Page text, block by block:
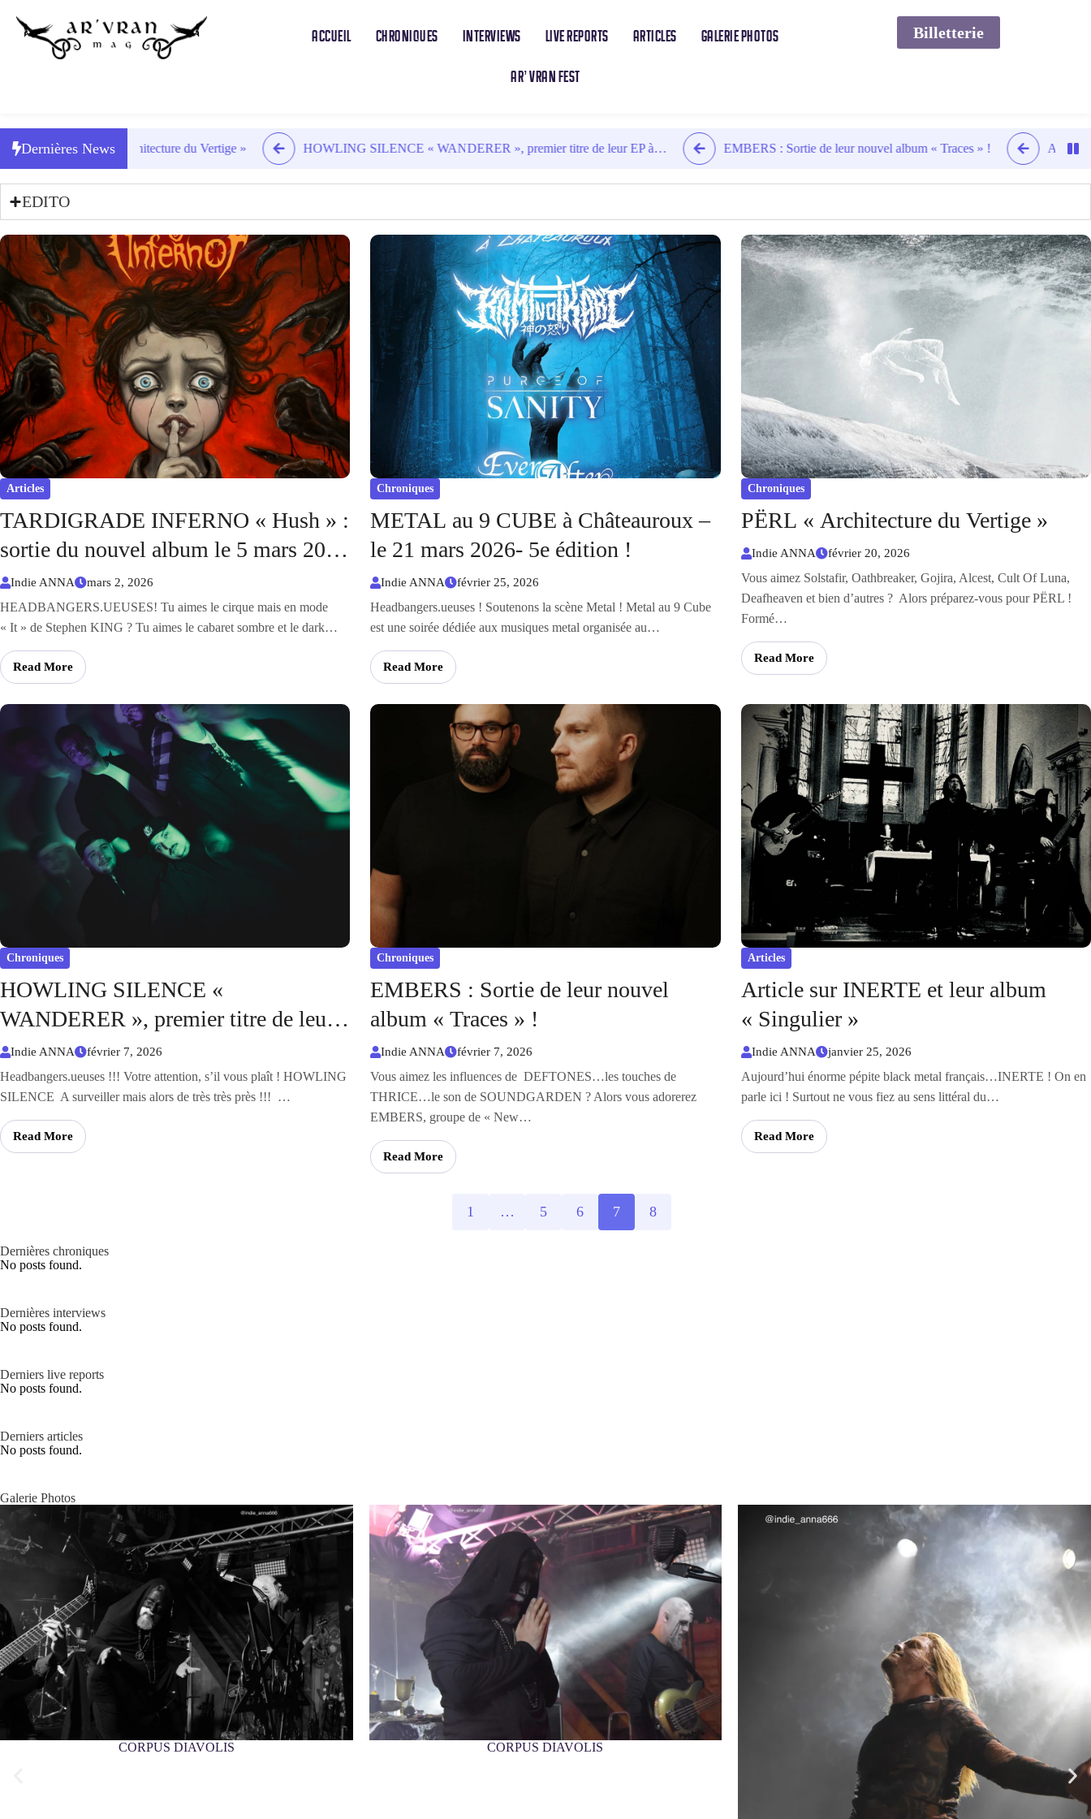
ACCUEIL CHRONIQUES INTERVIEWS LIVE REPORTS ARTICLES GALERIE PHOTOS
AR’ VRAN FEST
Billetterie
Dernières News
« Architecture du Vertige » HOWLING SILENCE « WANDERER », premier titre de leur EP à… EMBERS : Sortie de leur nouvel album « Traces » ! Article sur INERTE et
EDITO
Articles
TARDIGRADE INFERNO « Hush » :
sortie du nouvel album le 5 mars 2026
! Indie ANNA mars 2, 2026
HEADBANGERS.UEUSES! Tu aimes le cirque mais en mode
« It » de Stephen KING ? Tu aimes le cabaret sombre et le dark…
Read More
Chroniques
METAL au 9 CUBE à Châteauroux –
le 21 mars 2026- 5e édition !
Indie ANNA février 25, 2026
Headbangers.ueuses ! Soutenons la scène Metal ! Metal au 9 Cube
est une soirée dédiée aux musiques metal organisée au…
Read More
Chroniques
PËRL « Architecture du Vertige »
Indie ANNA février 20, 2026
Vous aimez Solstafir, Oathbreaker, Gojira, Alcest, Cult Of Luna,
Deafheaven et bien d’autres ? Alors préparez-vous pour PËRL !
Formé…
Read More
Chroniques
HOWLING SILENCE «
WANDERER », premier titre de leur
EP à venir
Indie ANNA février 7, 2026
Headbangers.ueuses !!! Votre attention, s’il vous plaît ! HOWLING
SILENCE A surveiller mais alors de très très près !!! …
Read More
Chroniques
EMBERS : Sortie de leur nouvel
album « Traces » !
Indie ANNA février 7, 2026
Vous aimez les influences de DEFTONES…les touches de
THRICE…le son de SOUNDGARDEN ? Alors vous adorerez
EMBERS, groupe de « New…
Read More
Articles
Article sur INERTE et leur album
« Singulier »
Indie ANNA janvier 25, 2026
Aujourd’hui énorme pépite black metal français…INERTE ! On en
parle ici ! Surtout ne vous fiez au sens littéral du…
Read More
1 … 5 6 7 8
Dernières chroniques
No posts found.
Dernières interviews
No posts found.
Derniers live reports
No posts found.
Derniers articles
No posts found.
Galerie Photos
CORPUS DIAVOLIS BLACK BILE